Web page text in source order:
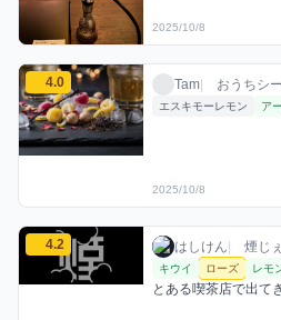
2025/10/8
Tamのローズミックスを見る
4.0 Tam / おうちシ
Tam| おうちシ
利用フレーバー
エスキモーレモン ア
評価
2025/10/8
はしけんのローズミックスを見る
4.2 はしけん / お店
はしけん| 煙じ
利用フレーバー
キウイ ローズ レモ
コメント
とある喫茶店で出て
評価